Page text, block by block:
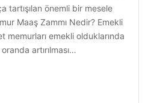
tartışılan önemli bir mesele
Maaş Zammı Nedir? Emekli
memurları emekli olduklarında
artırılması…